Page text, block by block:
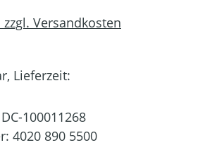
Versandkosten
Lieferzeit:
DC-100011268
4020 890 5500